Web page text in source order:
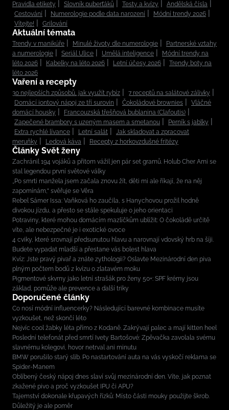
Pravidla etikety Slovník puberťáků Testy a kvízy
Andělská čísla
Cestování
Numerologie podle data narození
Módní trendy 2026
Vítejte!
Grilování
Aktuální témata
Trendy v manikúře Minulé životy dle numerologie
Partnerské vztahy
a numerologie
Seriál Ulice Umělá inteligence
Módní trendy na
léto 2026
Kabelky na léto 2026 Letní účesy 2026
Trendy boty na
léto 2026
Vaření a recepty
30 nejlepších způsobů, jak využít rybíz
7 receptů na salátové zálivky
Domácí iontový nápoj ze tří surovin
Čokoládové brownies
Vláčné
domácí housky
Francouzská třešňová bublanina (Clafoutis)
Zapečené brambory s uzeným masem a smetanou
Perník s jablky
Extra rychlé lívance
Letní salát
Jak skladovat a zpracovat
meruňky
Ledová káva Recepty z horkovzdušné fritézy
Články Svět ženy
Zachránil 194 vojáků a přitom vážil jen pár set gramů. Holub Cher Ami se
stal legendou první světové války
„Po smrti manžela jsem začala znovu žít, děti mi ale říkají, že na něj
zapomínám,“ svěřuje se Věra
Rebel Sámer Issa: Vaňková ho zaučila, s Hanychovou prožil hodně
divokou jízdu, a přesto se stále spekuluje o jeho orientaci
Potraviny, které mohou domácím mazlíčkům ublížit: O čokoládě určitě
víte, ale nebezpečné je i exotické ovoce
4 cviky, které srovnají předsunutou hlavu a narovnají vdovský hrb na šíji.
Budete vypadat mladší a přestane vás bolest hlava
Kvíz: Jste pravý pivař a znáte zythologii? Oslavte Mezinárodní den piva
plným počtem bodů z kvízu o zlatavém moku
Pigmentové skvrny jako letní strašák pro ženy 50+: SPF krémy jsou
základ, pomůže ale prevence a další triky
Doporučené články
Co nosí módní influencerky? Následující barevné kombinace musíte
vyzkoušet, než skončí léto
Nejvíc cool žabky léta přímo z Kodaně. Zakrývají palec a mají kitten heel
Poslední telefonát před smrtí Ivety Bartošové: Zpěvačka zavolala svému
slavnému kolegovi, hovor netrval ani minutu
BMW porušilo starý slib. Po nastartování auta na vás vyskočí reklama se
Spider-Manem
Oblíbený český nápoj dnes slaví svůj mezinárodní den. Víte, jak poznat
zkažené pivo a proč vyzkoušet IPU či APU?
Tajemství dokonale křupavých řízků: Místo části mouky použijte škrob.
Důležitý je ale poměr